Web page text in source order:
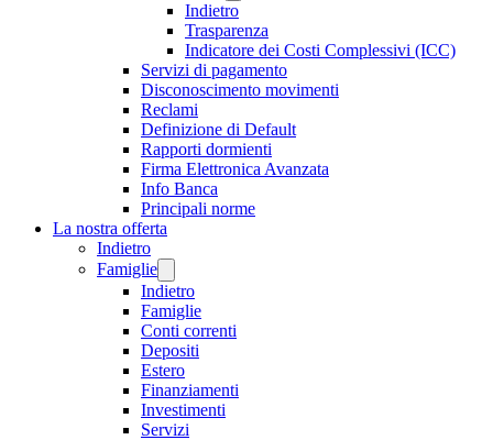
Indietro
Trasparenza
Indicatore dei Costi Complessivi (ICC)
Servizi di pagamento
Disconoscimento movimenti
Reclami
Definizione di Default
Rapporti dormienti
Firma Elettronica Avanzata
Info Banca
Principali norme
La nostra offerta
Indietro
Famiglie
Indietro
Famiglie
Conti correnti
Depositi
Estero
Finanziamenti
Investimenti
Servizi